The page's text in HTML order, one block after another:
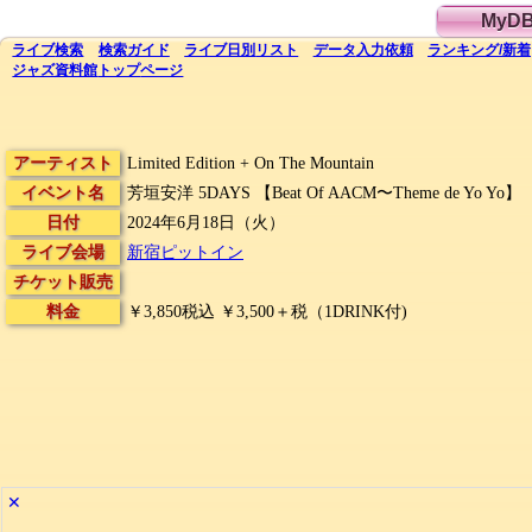
ライブ検索 検索ガイド ライブ日別 リスト データ入力依頼 ランキング/新着
ジャズ資料館 トップページ
アーティスト
Limited Edition + On The Mountain
イベント名
芳垣安洋 5DAYS 【Beat Of AACM〜Theme de Yo Yo】
日付
2024年6月18日（火）
ライブ会場
新宿ピットイン
チケット販売
料金
￥3,850税込 ￥3,500＋税（1DRINK付)
✕